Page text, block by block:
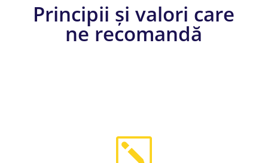
Principii și valori care
ne recomandă
k